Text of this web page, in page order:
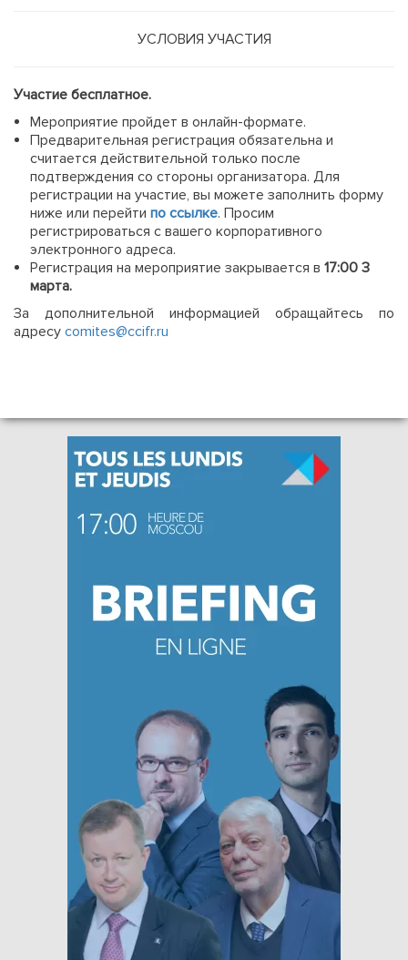
УСЛОВИЯ УЧАСТИЯ
Участие бесплатное.
Мероприятие пройдет в онлайн-формате.
Предварительная регистрация обязательна и
считается действительной только после
подтверждения со стороны организатора. Для
регистрации на участие, вы можете заполнить форму
ниже или перейти по ссылке. Просим
регистрироваться с вашего корпоративного
электронного адреса.
Регистрация на мероприятие закрывается в 17:00 3
марта.
За дополнительной информацией обращайтесь по
адресу comites@ccifr.ru